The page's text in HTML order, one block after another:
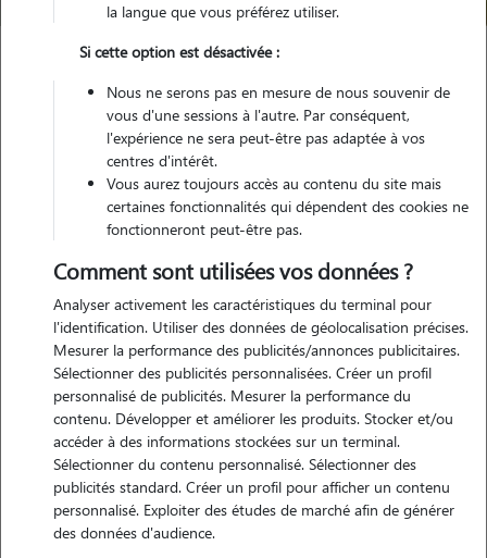
Le Poinçonnet
Nos promeneurs et familles d'accueil
à Le Poinçonnet (36330)
la langue que vous préférez utiliser.
Si cette option est désactivée :
Nous ne serons pas en mesure de nous souvenir de
vous d'une sessions à l'autre. Par conséquent,
l'expérience ne sera peut-être pas adaptée à vos
centres d'intérêt.
Vous aurez toujours accès au contenu du site mais
certaines fonctionnalités qui dépendent des cookies ne
fonctionneront peut-être pas.
Comment sont utilisées vos données ?
Analyser activement les caractéristiques du terminal pour
l'identification. Utiliser des données de géolocalisation précises.
Mesurer la performance des publicités/annonces publicitaires.
Sélectionner des publicités personnalisées. Créer un profil
personnalisé de publicités. Mesurer la performance du
contenu. Développer et améliorer les produits. Stocker et/ou
accéder à des informations stockées sur un terminal.
Sélectionner du contenu personnalisé. Sélectionner des
publicités standard. Créer un profil pour afficher un contenu
personnalisé. Exploiter des études de marché afin de générer
des données d'audience.